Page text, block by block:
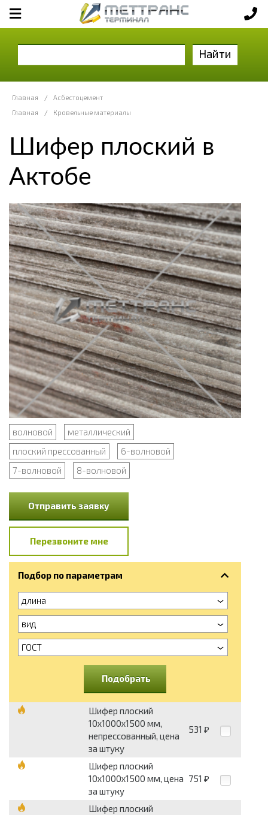
Найти
Главная /
Асбестоцемент
Главная
/ Кровельные материалы
Шифер плоский в
Актобе
волновой
металлический
плоский прессованный
6-волновой
7-волновой
8-волновой
Отправить заявку
Перезвоните мне
Подбор по параметрам
длина
вид
ГОСТ
Подобрать
Шифер плоский
10х1000х1500 мм,
непрессованный, цена
за штуку
531 ₽
Шифер плоский
10х1000х1500 мм, цена
за штуку
751 ₽
Шифер плоский